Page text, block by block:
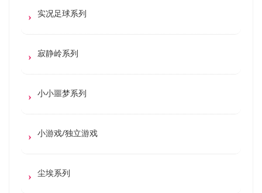
实况足球系列
寂静岭系列
小小噩梦系列
小游戏/独立游戏
尘埃系列